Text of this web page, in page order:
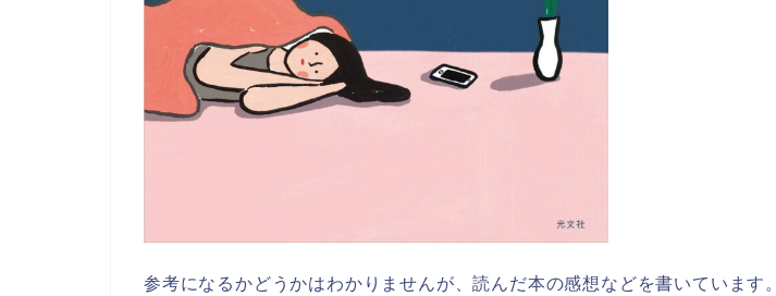
参考になるかどうかはわかりませんが、読んだ本の感想などを書いています。